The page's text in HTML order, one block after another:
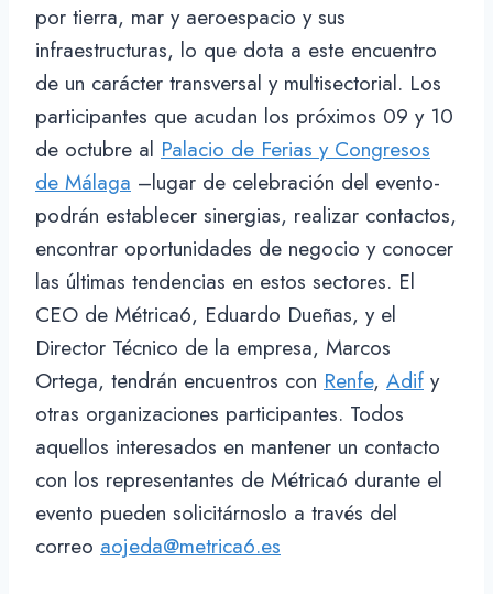
por tierra, mar y aeroespacio y sus
infraestructuras, lo que dota a este encuentro
de un carácter transversal y multisectorial. Los
participantes que acudan los próximos 09 y 10
de octubre al Palacio de Ferias y Congresos
de Málaga –lugar de celebración del evento-
podrán establecer sinergias, realizar contactos,
encontrar oportunidades de negocio y conocer
las últimas tendencias en estos sectores. El
CEO de Métrica6, Eduardo Dueñas, y el
Director Técnico de la empresa, Marcos
Ortega, tendrán encuentros con Renfe, Adif y
otras organizaciones participantes. Todos
aquellos interesados en mantener un contacto
con los representantes de Métrica6 durante el
evento pueden solicitárnoslo a través del
correo aojeda@metrica6.es